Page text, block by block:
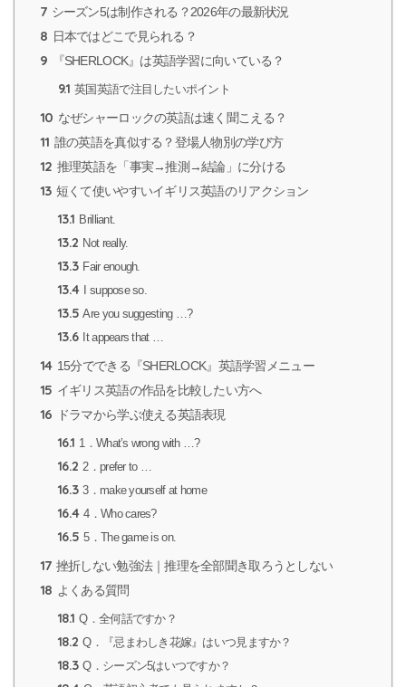
7 シーズン5は制作される？2026年の最新状況
8 日本ではどこで見られる？
9 『SHERLOCK』は英語学習に向いている？
9.1 英国英語で注目したいポイント
10 なぜシャーロックの英語は速く聞こえる？
11 誰の英語を真似する？登場人物別の学び方
12 推理英語を「事実→推測→結論」に分ける
13 短くて使いやすいイギリス英語のリアクション
13.1 Brilliant.
13.2 Not really.
13.3 Fair enough.
13.4 I suppose so.
13.5 Are you suggesting …?
13.6 It appears that …
14 15分でできる『SHERLOCK』英語学習メニュー
15 イギリス英語の作品を比較したい方へ
16 ドラマから学ぶ使える英語表現
16.1 1．What’s wrong with …?
16.2 2．prefer to …
16.3 3．make yourself at home
16.4 4．Who cares?
16.5 5．The game is on.
17 挫折しない勉強法｜推理を全部聞き取ろうとしない
18 よくある質問
18.1 Q．全何話ですか？
18.2 Q．『忌まわしき花嫁』はいつ見ますか？
18.3 Q．シーズン5はいつですか？